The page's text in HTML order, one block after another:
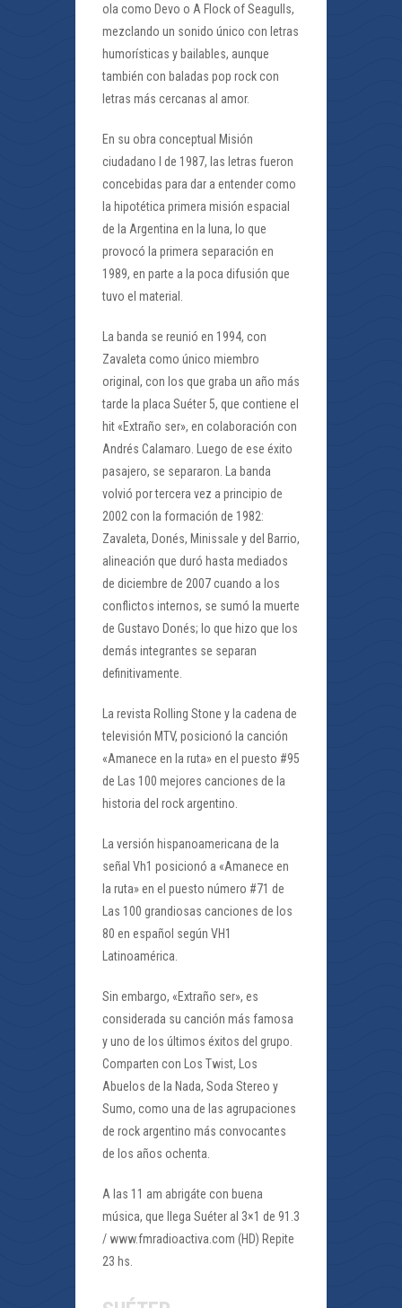
ola como Devo o A Flock of Seagulls,
mezclando un sonido único con letras
humorísticas y bailables, aunque
también con baladas pop rock con
letras más cercanas al amor.
En su obra conceptual Misión
ciudadano I de 1987, las letras fueron
concebidas para dar a entender como
la hipotética primera misión espacial
de la Argentina en la luna, lo que
provocó la primera separación en
1989, en parte a la poca difusión que
tuvo el material.
La banda se reunió en 1994, con
Zavaleta como único miembro
original, con los que graba un año más
tarde la placa Suéter 5, que contiene el
hit «Extraño ser», en colaboración con
Andrés Calamaro. Luego de ese éxito
pasajero, se separaron. La banda
volvió por tercera vez a principio de
2002 con la formación de 1982:
Zavaleta, Donés, Minissale y del Barrio,
alineación que duró hasta mediados
de diciembre de 2007 cuando a los
conflictos internos, se sumó la muerte
de Gustavo Donés; lo que hizo que los
demás integrantes se separan
definitivamente.
La revista Rolling Stone y la cadena de
televisión MTV, posicionó la canción
«Amanece en la ruta» en el puesto #95
de Las 100 mejores canciones de la
historia del rock argentino.
La versión hispanoamericana de la
señal Vh1 posicionó a «Amanece en
la ruta» en el puesto número #71 de
Las 100 grandiosas canciones de los
80 en español según VH1
Latinoamérica.
Sin embargo, «Extraño ser», es
considerada su canción más famosa
y uno de los últimos éxitos del grupo.
Comparten con Los Twist, Los
Abuelos de la Nada, Soda Stereo y
Sumo, como una de las agrupaciones
de rock argentino más convocantes
de los años ochenta.
A las 11 am abrigáte con buena
música, que llega Suéter al 3×1 de 91.3
/ www.fmradioactiva.com (HD) Repite
23 hs.